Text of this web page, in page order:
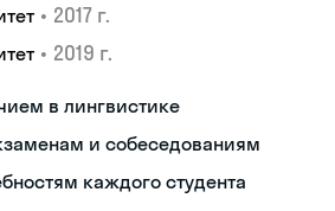
• 2017 г.
• 2019 г.
в лингвистике
и собеседованиям
каждого студента